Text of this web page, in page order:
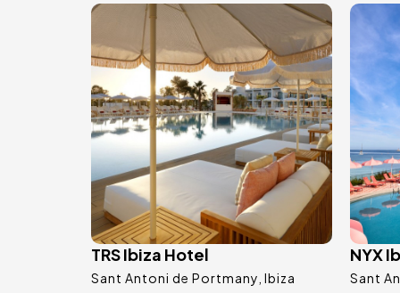
Immagine
TRS Ibiza Hotel
Sant Antoni de Portmany Ibiza
NYX
Sant